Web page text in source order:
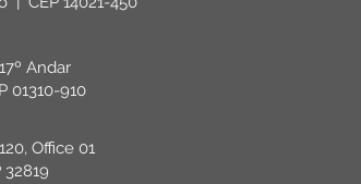
Andar
01310-910
Office 01